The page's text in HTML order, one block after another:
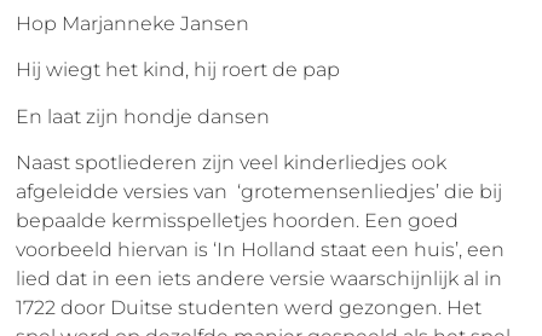
Hop Marjanneke Jansen
Hij wiegt het kind, hij roert de pap
En laat zijn hondje dansen
Naast spotliederen zijn veel kinderliedjes ook
afgeleidde versies van ‘grotemensenliedjes’ die bij
bepaalde kermisspelletjes hoorden. Een goed
voorbeeld hiervan is ‘In Holland staat een huis’, een
lied dat in een iets andere versie waarschijnlijk al in
1722 door Duitse studenten werd gezongen. Het